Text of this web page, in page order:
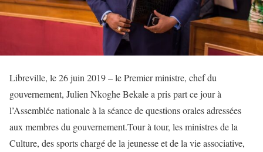
Libreville, le 26 juin 2019 – le Premier ministre, chef du
gouvernement, Julien Nkoghe Bekale a pris part ce jour à
l’Assemblée nationale à la séance de questions orales adressées
aux membres du gouvernement.Tour à tour, les ministres de la
Culture, des sports chargé de la jeunesse et de la vie associative,